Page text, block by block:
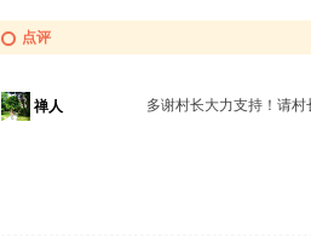
点评
禅人 多谢村长大力支持！请